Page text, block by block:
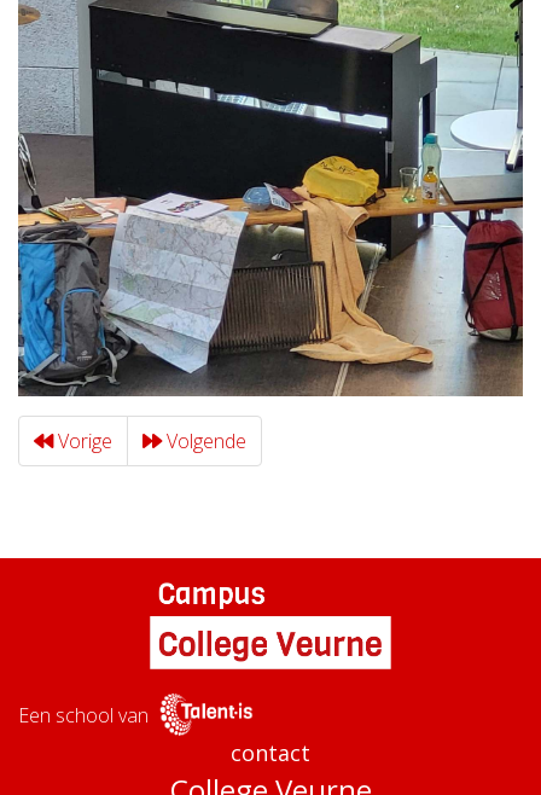
Vorige Volgende
Een school van
contact